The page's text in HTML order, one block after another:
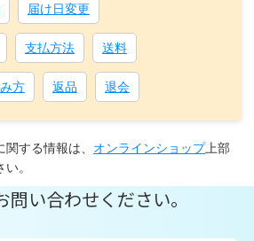
届け日変更
支払方法 送料
方 返品 退会
する情報は、 オンラインショップ上部
。
問い合わせください。